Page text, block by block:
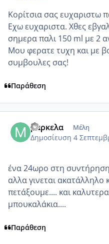
Κορίτσια σας ευχαριστω
Εχω ευχαριστα. Χθες
σημερα παλι 150 ml με 2
Μου φερατε τυχη και με
συμβουλες σας!
Παράθεση
μαρκελα Μέλη
Δημοσίευση 4
ένα 24ωρο στη
αλλα γινεται ακατάλληλο
πετάξουμε.... και
μπουκαλάκια....
Παράθεση